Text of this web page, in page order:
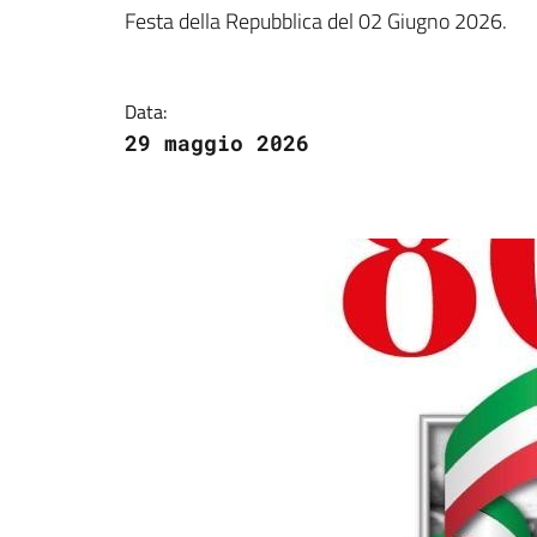
Dettagli della notizia
Festa della Repubblica del 02 Giugno 2026.
Data:
29 maggio 2026